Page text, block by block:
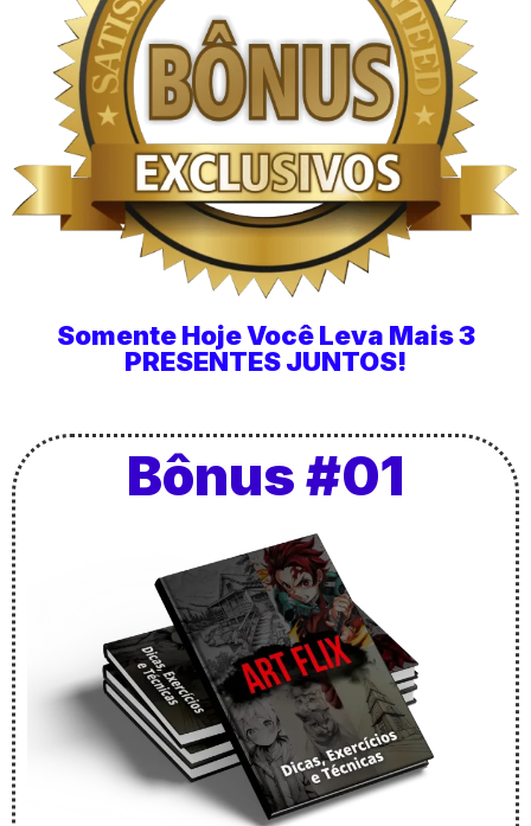
Somente Hoje Você Leva Mais 3
PRESENTES JUNTOS!
Bônus #01